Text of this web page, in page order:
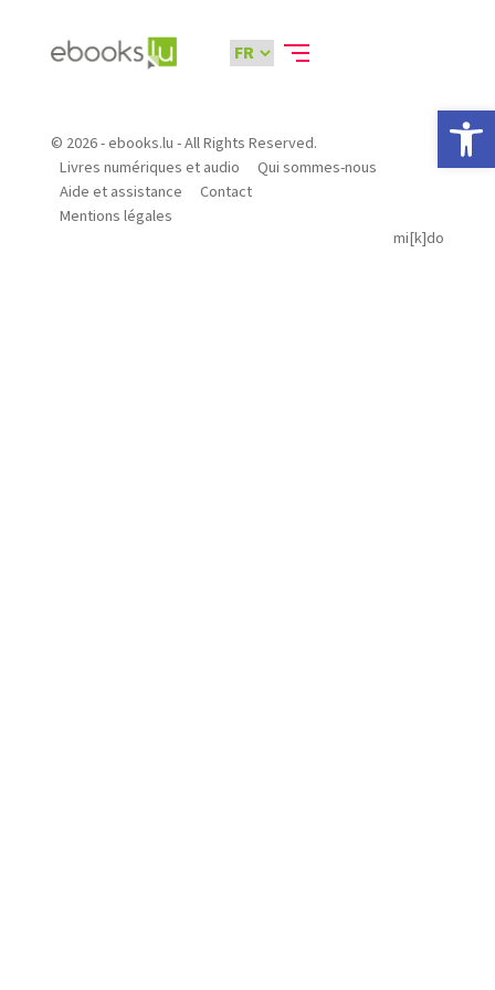
Ouvrir
© 2026 - ebooks.lu - All Rights Reserved.
Livres numériques et audio
Qui sommes-nous
Aide et assistance
Contact
Mentions légales
mi[k]do